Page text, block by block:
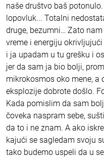
naše društvo baš
lopovluk... Totalni
druge, bezumni… Zato
vreme i energiju okrivljujući
i ja upadam u tu grešku i
jer da sam ja bio bolji,
mikrokosmos oko mene, a
eksplozije dobrote došlo.
Kada pomislim da sam
čoveka naspram sebe,
da to i ne znam. A ako
kajući se sagledam svoju
tako budemo uspeli da u